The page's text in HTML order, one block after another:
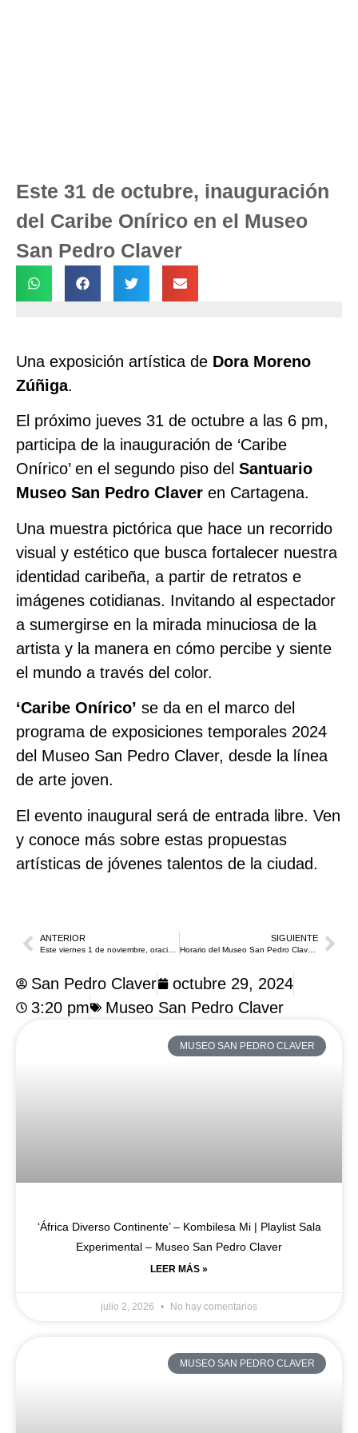
Este 31 de octubre, inauguración
del Caribe Onírico en el Museo
San Pedro Claver
Una exposición artística de Dora Moreno
Zúñiga.
El próximo jueves 31 de octubre a las 6 pm,
participa de la inauguración de ‘Caribe
Onírico’ en el segundo piso del Santuario
Museo San Pedro Claver en Cartagena.
Una muestra pictórica que hace un recorrido
visual y estético que busca fortalecer nuestra
identidad caribeña, a partir de retratos e
imágenes cotidianas. Invitando al espectador
a sumergirse en la mirada minuciosa de la
artista y la manera en cómo percibe y siente
el mundo a través del color.
‘Caribe Onírico’ se da en el marco del
programa de exposiciones temporales 2024
del Museo San Pedro Claver, desde la línea
de arte joven.
El evento inaugural será de entrada libre. Ven
y conoce más sobre estas propuestas
artísticas de jóvenes talentos de la ciudad.
ANTERIOR SIGUIENTE
Horario del Museo San Pedro Claver durante las Fiestas de Independencia de Cartagena 2024
San Pedro Claver
octubre 29, 2024
3:20 pm
Museo San Pedro Claver
MUSEO SAN PEDRO CLAVER
‘África Diverso Continente’ – Kombilesa Mi | Playlist Sala
Experimental – Museo San Pedro Claver
LEER MÁS »
julio 2, 2026 No hay comentarios
MUSEO SAN PEDRO CLAVER